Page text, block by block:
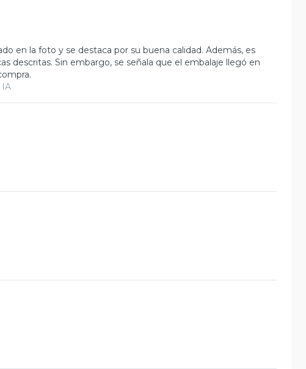
en la foto y se destaca por su buena calidad. Además, es
descritas. Sin embargo, se señala que el embalaje llegó en
IA